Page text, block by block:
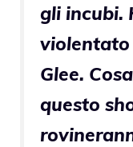
gli incubi.
Glee.
questo